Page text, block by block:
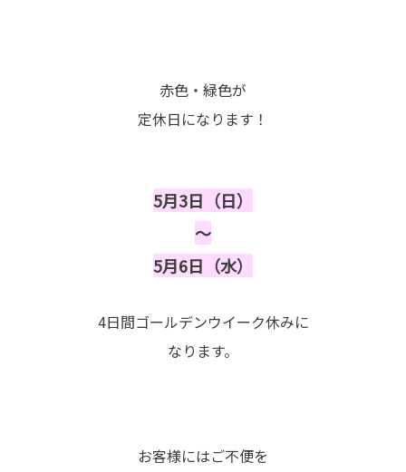
赤色・緑色が
定休日になります！
5月3日（日）
～
5月6日（水）
4日間ゴールデンウイーク休みに
なります。
お客様にはご不便を